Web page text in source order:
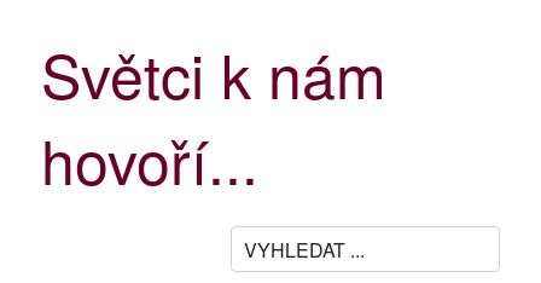
Světci k nám
hovoří...